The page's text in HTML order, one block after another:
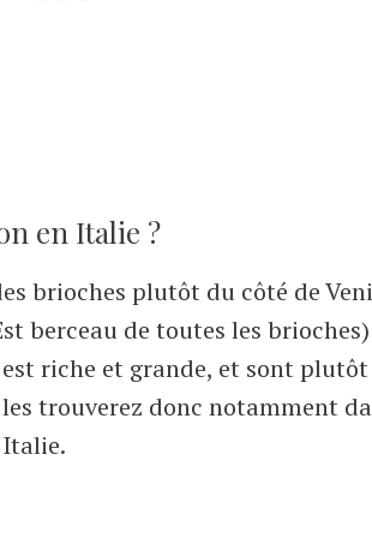
en Italie ?
brioches plutôt du côté de
berceau de toutes les
riche et grande, et sont
trouverez donc notamment